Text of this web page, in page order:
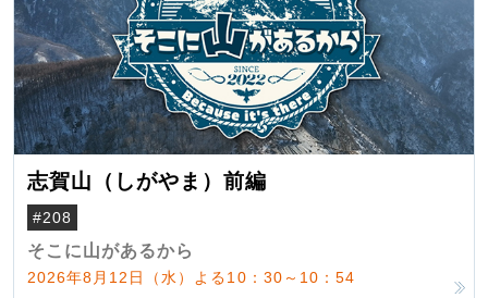
志賀山（しがやま）前編
#208
そこに山があるから
2026年8月12日（水）よる10：30～10：54